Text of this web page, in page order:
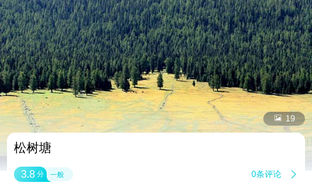
 19
松树塘
3.8 分 一般 0条评论 
